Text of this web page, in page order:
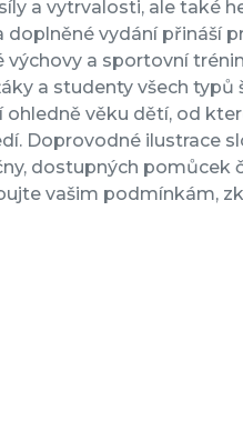
a vytrvalosti, ale také
doplněné vydání přináší
výchovy a sportovní
a studenty všech
věku dětí, od
Doprovodné ilustrace
dostupných pomůcek
vašim podmínkám,